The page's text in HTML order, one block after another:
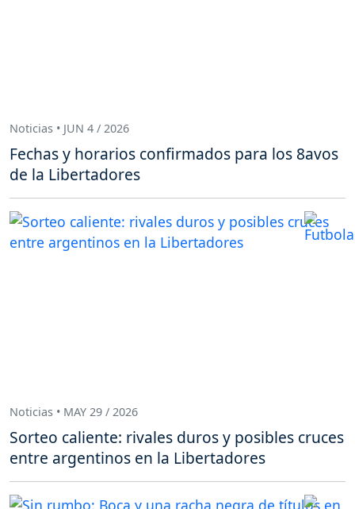
Noticias • JUN 4 / 2026
Fechas y horarios confirmados para los 8avos
de la Libertadores
Noticias • MAY 29 / 2026
Sorteo caliente: rivales duros y posibles cruces
entre argentinos en la Libertadores